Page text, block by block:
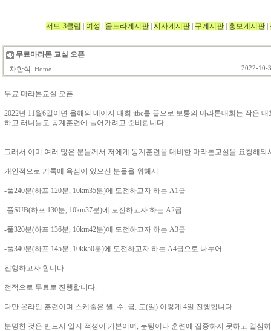
서브-3클럽 여성 울트라게시판 시사게시판 구게시판 홍보게시판
무료마라톤 교실 오픈
차한식
Home 2022-10-
무료 마라톤교실 오픈
2022년 11월6일이면 올해의 메이저 대회 jtbc를 끝으로 보통의 마라톤대회는 작은
하고 러너들도 동계훈련에 들어가려고 준비합니다.
그래서 이미 여러 많은 분들께서 저에게 동계훈련을 대비한 마라톤교실을 요청해와
개인적으로 기록에 욕심이 있으신 분들을 위해서
-풀240분(하프 120분, 10km35분)에 도전하고자 하는 A1급
-풀SUB(하프 130분, 10km37분)에 도전하고자 하는 A2급
-풀320분(하프 136분, 10km42분)에 도전하고자 하는 A3급
-풀340분(하프 145분, 10kk50분)에 도전하고자 하는 A4급으로 나누어
진행하고자 합니다.
전적으로 무료로 진행합니다.
다만 온라인 훈련이며 스케줄은 월, 수, 금, 토(일) 이렇게 4일 진행합니다.
분명한 것은 반드시 일지 적성이 기본이며, 눈팅이나 훈련에 집중하지 못하고 열심